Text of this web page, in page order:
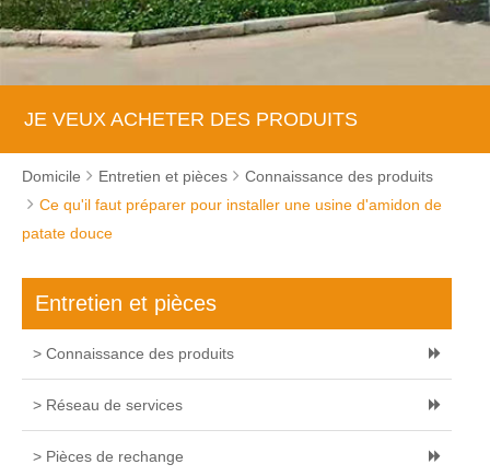
JE VEUX ACHETER DES PRODUITS
Domicile Entretien et pièces
Connaissance des produits
Ce qu'il faut préparer pour installer une usine d'amidon de
patate douce
Entretien et pièces
> Connaissance des produits
> Réseau de services
> Pièces de rechange